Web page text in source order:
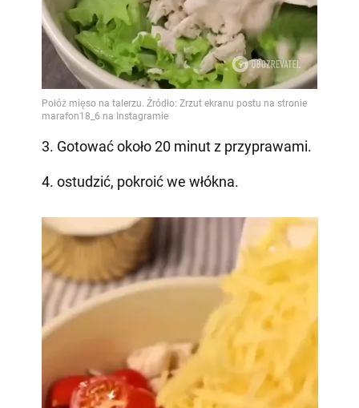
3. Gotować około 20 minut z przyprawami.
4. ostudzić, pokroić we włókna.